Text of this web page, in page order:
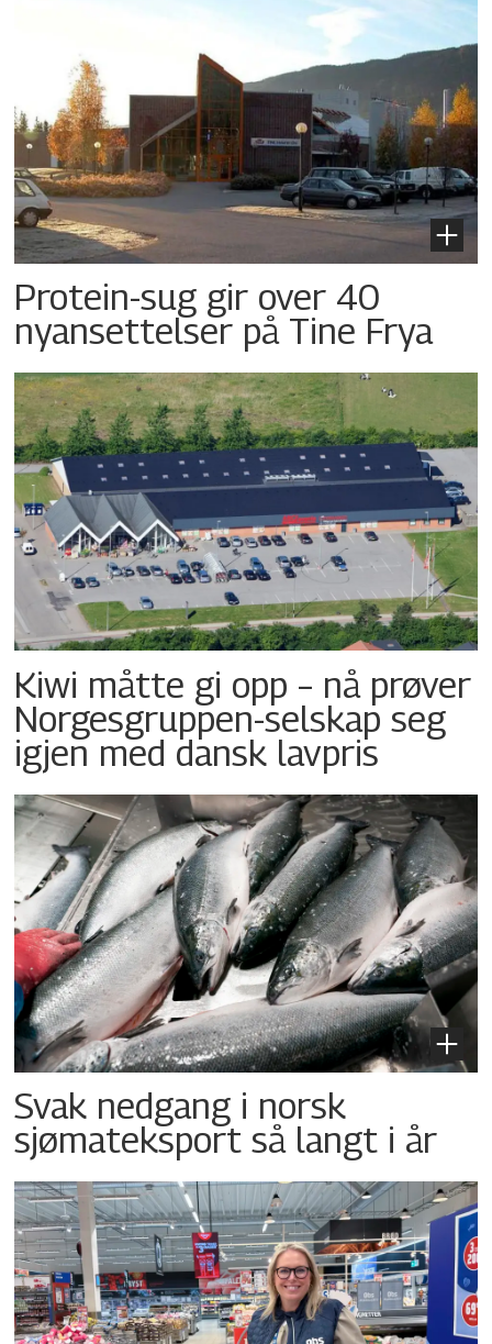
Protein-sug gir over 40
nyansettelser på Tine Frya
Kiwi måtte gi opp – nå prøver
Norgesgruppen-selskap seg
igjen med dansk lavpris
Svak nedgang i norsk
sjømateksport så langt i år